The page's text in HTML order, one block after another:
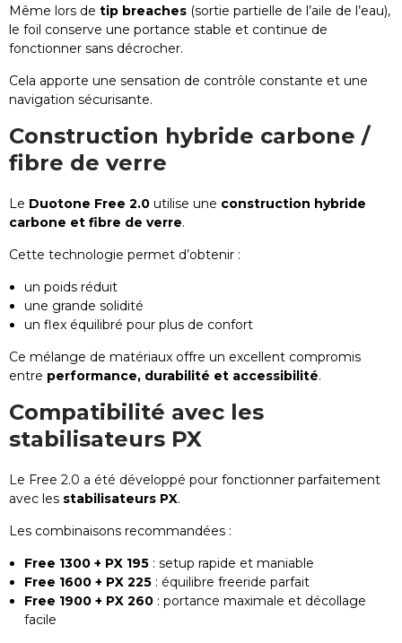
Même lors de tip breaches (sortie partielle de l’aile de l’eau),
le foil conserve une portance stable et continue de
fonctionner sans décrocher.
Cela apporte une sensation de contrôle constante et une
navigation sécurisante.
Construction hybride carbone /
fibre de verre
Le Duotone Free 2.0 utilise une construction hybride
carbone et fibre de verre.
Cette technologie permet d’obtenir :
un poids réduit
une grande solidité
un flex équilibré pour plus de confort
Ce mélange de matériaux offre un excellent compromis
entre performance, durabilité et accessibilité.
Compatibilité avec les
stabilisateurs PX
Le Free 2.0 a été développé pour fonctionner parfaitement
avec les stabilisateurs PX.
Les combinaisons recommandées :
Free 1300 + PX 195 : setup rapide et maniable
Free 1600 + PX 225 : équilibre freeride parfait
Free 1900 + PX 260 : portance maximale et décollage
facile